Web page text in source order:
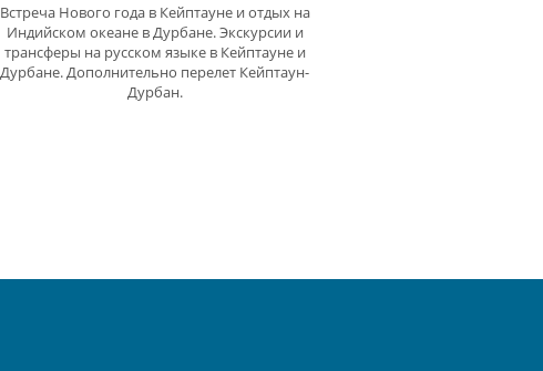
Встреча Нового года в Кейптауне и отдых на
Индийском океане в Дурбане. Экскурсии и
трансферы на русском языке в Кейптауне и
Дурбане. Дополнительно перелет Кейптаун-
Дурбан.